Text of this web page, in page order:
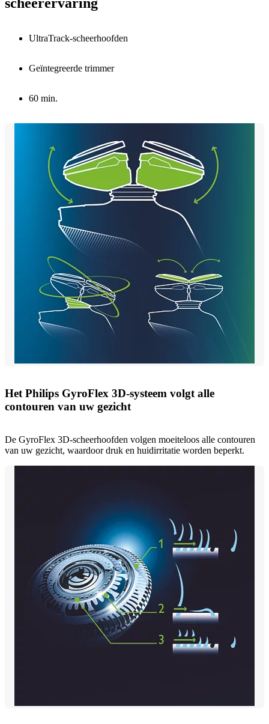
scheerervaring
UltraTrack-scheerhoofden
Geïntegreerde trimmer
60 min.
Het Philips GyroFlex 3D-systeem volgt alle
contouren van uw gezicht
De GyroFlex 3D-scheerhoofden volgen moeiteloos alle contouren
van uw gezicht, waardoor druk en huidirritatie worden beperkt.